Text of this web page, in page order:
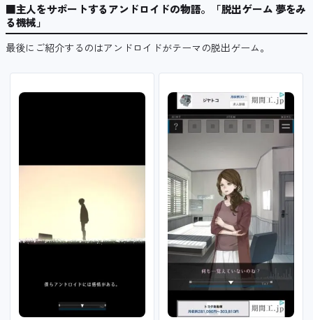
■主人をサポートするアンドロイドの物語。「脱出ゲーム 夢をみ
る機械」
最後にご紹介するのはアンドロイドがテーマの脱出ゲーム。